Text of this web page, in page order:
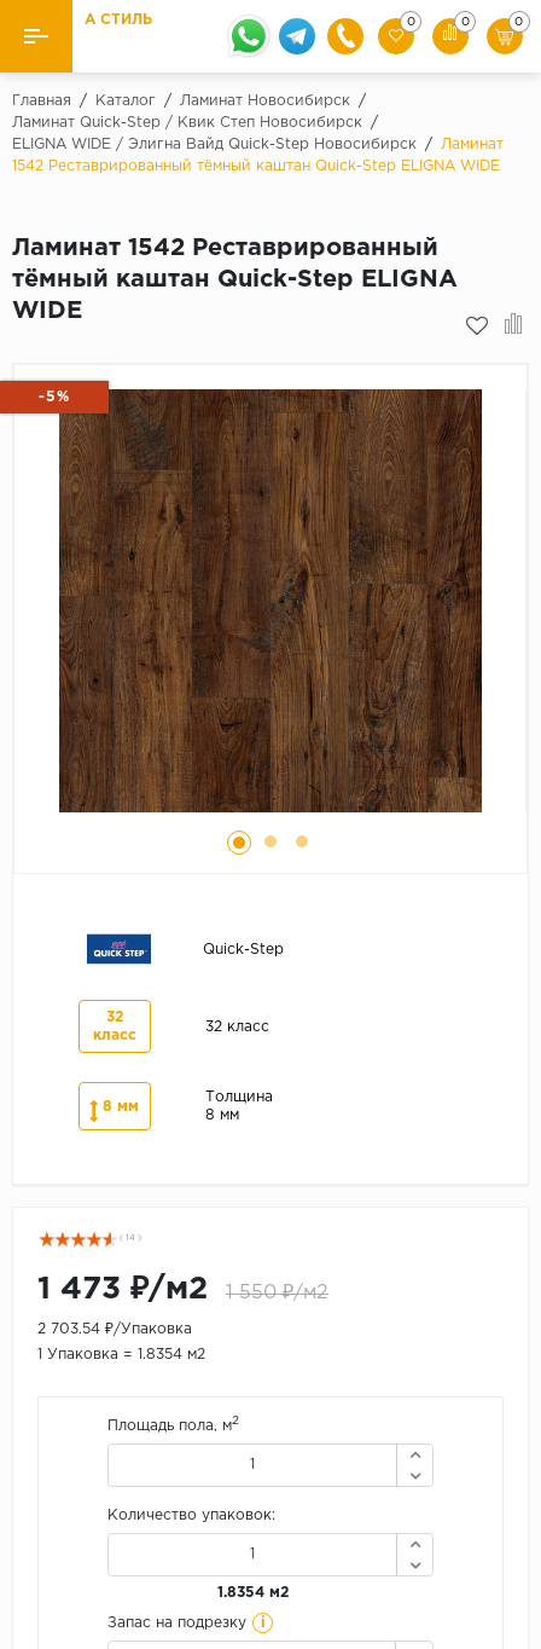
Назад
Ламинат Бренды
31 класс
32 класс
33 класс
Палитра
Серый
Бежевый
Дуб светлый
Коричневый
Страна
Австрия
Бельгия
Ковролин и ковровая плитка
Плитка ПВХ
Плинтус
Кварцевый ламинат SPC
Подложка под паркет и ламинат
А СТИЛЬ 0 0 0
Главная / Каталог / Ламинат Новосибирск
/
Ламинат Quick-Step / Квик Степ Новосибирск
/
ELIGNA WIDE / Элигна Вайд Quick-Step Новосибирск
/
Ламинат
1542 Реставрированный тёмный каштан Quick-Step ELIGNA WIDE
Ламинат 1542 Реставрированный
тёмный каштан Quick-Step ELIGNA
WIDE
-5%
Quick-Step
32
класс
32 класс
8 мм
Толщина
8 мм
( 14 )
1 473 ₽/м2 1 550 ₽/м2
2 703.54 ₽/Упаковка
1 Упаковка = 1.8354 м2
Площадь пола, м2
Количество упаковок:
1.8354 м2
Запас на подрезку i